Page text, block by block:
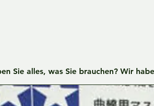
Sie alles, was Sie brauchen? Wir